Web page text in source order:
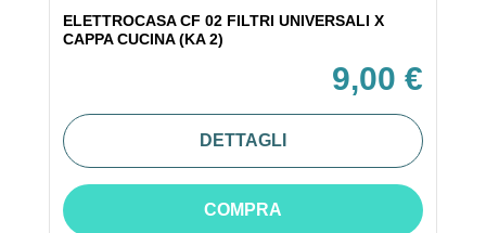
ELETTROCASA CF 02 FILTRI UNIVERSALI X
CAPPA CUCINA (KA 2)
9,00 €
DETTAGLI
COMPRA